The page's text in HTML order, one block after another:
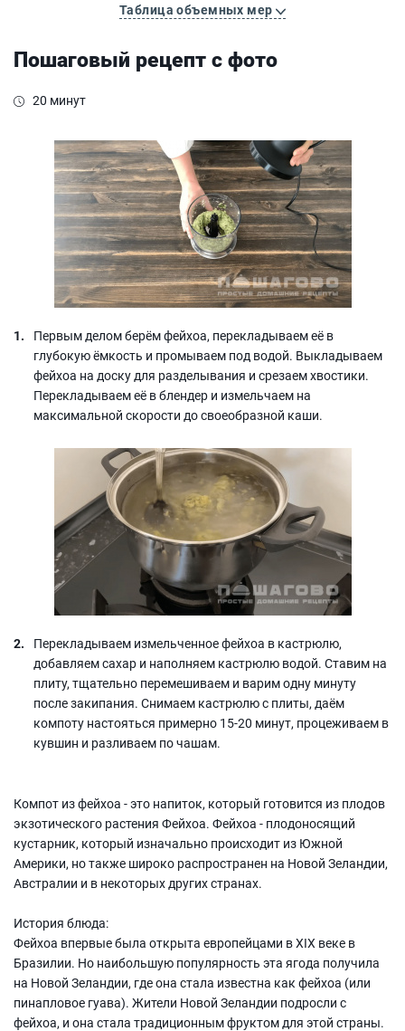
Таблица объемных мер
Пошаговый рецепт с фото
20 минут
Первым делом берём фейхоа, перекладываем её в
глубокую ёмкость и промываем под водой. Выкладываем
фейхоа на доску для разделывания и срезаем хвостики.
Перекладываем её в блендер и измельчаем на
максимальной скорости до своеобразной каши.
Перекладываем измельченное фейхоа в кастрюлю,
добавляем сахар и наполняем кастрюлю водой. Ставим на
плиту, тщательно перемешиваем и варим одну минуту
после закипания. Снимаем кастрюлю с плиты, даём
компоту настояться примерно 15-20 минут, процеживаем в
кувшин и разливаем по чашам.
Компот из фейхоа - это напиток, который готовится из плодов
экзотического растения Фейхоа. Фейхоа - плодоносящий
кустарник, который изначально происходит из Южной
Америки, но также широко распространен на Новой Зеландии,
Австралии и в некоторых других странах.
История блюда:
Фейхоа впервые была открыта европейцами в XIX веке в
Бразилии. Но наибольшую популярность эта ягода получила
на Новой Зеландии, где она стала известна как фейхоа (или
пинапловое гуава). Жители Новой Зеландии подросли с
фейхоа, и она стала традиционным фруктом для этой страны.